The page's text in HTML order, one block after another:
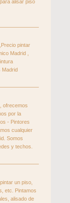
alisar piso
pintar
Madrid ,
Madrid
ofrecemos
por la
- Pintores
cualquier
Somos
y techos.
un piso,
etc. Pintamos
alisado de